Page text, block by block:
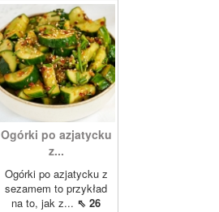
Ogórki po azjatycku
z...
Ogórki po azjatycku z
sezamem to przykład
na to, jak z... ⇖ 26